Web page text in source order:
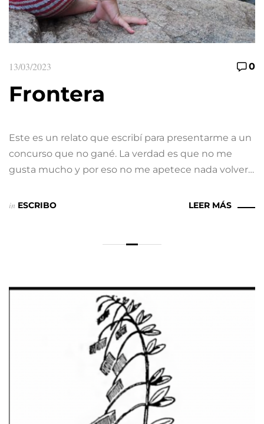
13/03/2023 0
Frontera
Este es un relato que escribí para presentarme a un
concurso que no gané. La verdad es que no me
gusta mucho y por eso no me apetece nada volver…
in ESCRIBO LEER MÁS